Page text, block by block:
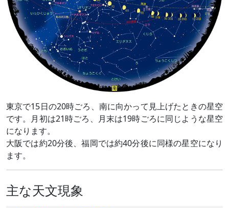
東京で15日の20時ごろ、南に向かって見上げたときの星空
です。月初は21時ごろ、月末は19時ごろに同じような星空
になります。
大阪では約20分後、福岡では約40分後に同様の星空になり
ます。
主な天文現象